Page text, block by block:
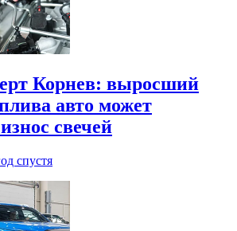
Корнев: выросший
авто может
свечей
спустя